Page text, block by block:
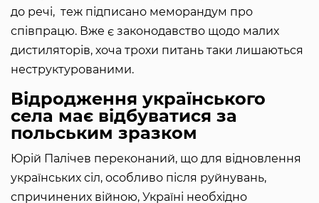
до речі, теж підписано меморандум про
співпрацю. Вже є законодавство щодо малих
дистиляторів, хоча трохи питань таки лишаються
неструктурованими.
Відродження українського
села має відбуватися за
польським зразком
Юрій Палічев переконаний, що для відновлення
українських сіл, особливо після руйнувань,
спричинених війною, Україні необхідно